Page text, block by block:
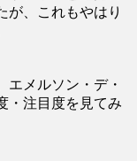
が、これもやはり
エメルソン・デ・
・注目度を見てみ